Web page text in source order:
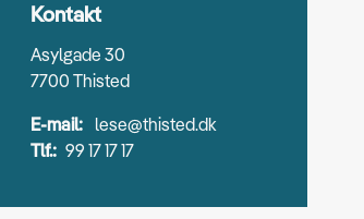
Kontakt
Asylgade 30
7700 Thisted
E-mail: lese@thisted.dk
Tlf.: 99 17 17 17